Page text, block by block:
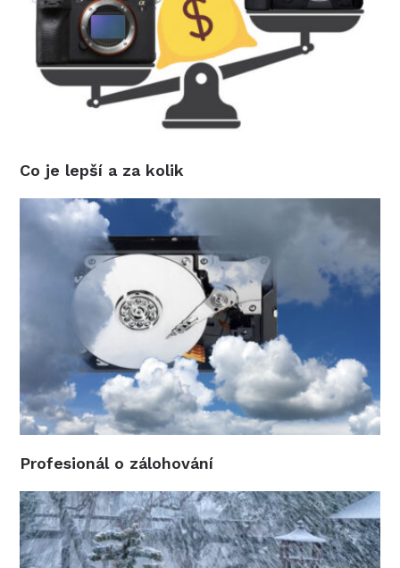
Co je lepší a za kolik
Profesionál o zálohování